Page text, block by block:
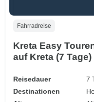
Fahrradreise
Kreta Easy
auf Kreta (7 Tage)
Reisedauer
7
Destinationen